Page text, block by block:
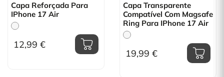
Capa Reforçada Para
IPhone 17 Air
12,99 €
Capa Transparente
Compatível Com Magsafe
Ring Para IPhone 17 Air
19,99 €